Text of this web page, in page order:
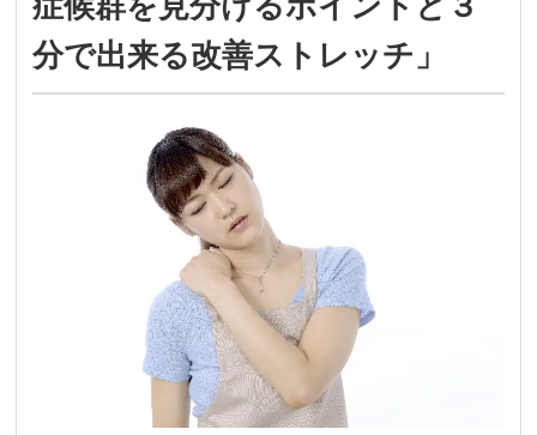
分で出来る改善ストレッチ」